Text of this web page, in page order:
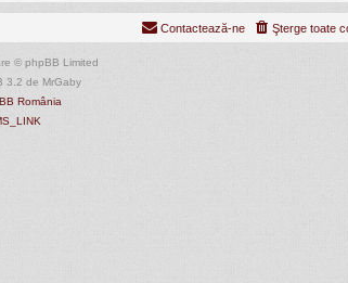
Şterge toate
Contactează-ne
© phpBB Limited
3.2 de MrGaby
România